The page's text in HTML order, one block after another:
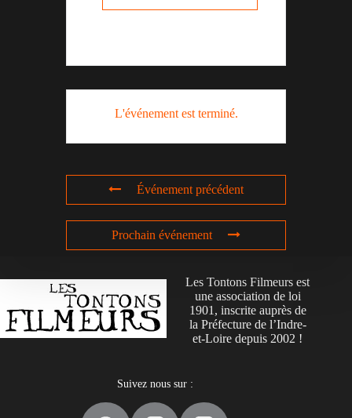
L'événement est terminé.
Événement précédent
Prochain événement
Les Tontons Filmeurs est
une association de loi
1901, inscrite auprès de
la Préfecture de l’Indre-
et-Loire depuis 2002 !
Suivez nous sur :